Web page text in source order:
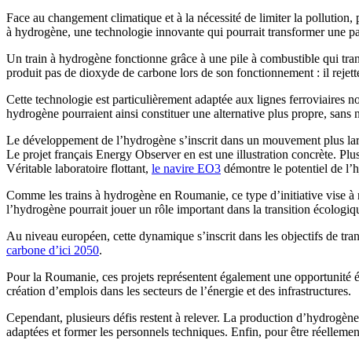
Face au changement climatique et à la nécessité de limiter la pollution,
à hydrogène, une technologie innovante qui pourrait transformer une
Un train à hydrogène fonctionne grâce à une pile à combustible qui
produit pas de dioxyde de carbone lors de son fonctionnement : il
Cette technologie est particulièrement adaptée aux lignes ferroviaires
hydrogène pourraient ainsi constituer une alternative plus propre, sans
Le développement de l’hydrogène s’inscrit dans un mouvement plus
Le projet français Energy Observer en est une illustration concrète.
Véritable laboratoire flottant, le navire EO3 démontre le potentiel de
Comme les trains à hydrogène en Roumanie, ce type d’initiative vise
l’hydrogène pourrait jouer un rôle important dans la transition
Au niveau européen, cette dynamique s’inscrit dans les objectifs de
carbone d’ici 2050.
Pour la Roumanie, ces projets représentent également une
création d’emplois dans les secteurs de l’énergie et des infrastructures.
Cependant, plusieurs défis restent à relever. La production
adaptées et former les personnels techniques. Enfin, pour être